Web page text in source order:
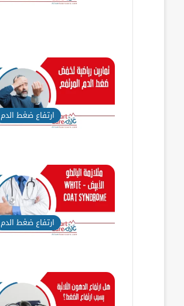
ارتفاع ضغط الدم
ارتفاع ضغط الدم